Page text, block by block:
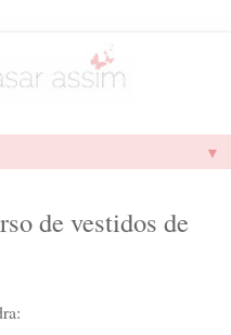
▼
de vestidos de